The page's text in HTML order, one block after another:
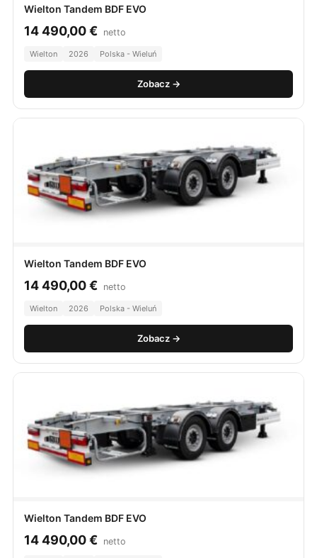
Wielton Tandem BDF EVO
14 490,00€ netto
Wielton 2026 Polska - Wieluń
Zobacz →
Wielton Tandem BDF EVO
14 490,00€ netto
Wielton 2026 Polska - Wieluń
Zobacz →
Wielton Tandem BDF EVO
14 490,00€ netto